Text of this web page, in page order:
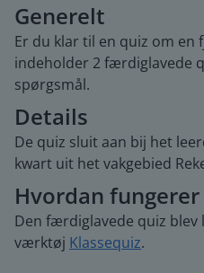
Generelt
Er du klar til en quiz om en
indeholder 2 færdiglavede
spørgsmål.
Details
De quiz sluit aan bij het
kwart uit het vakgebied
Hvordan
Den færdiglavede quiz
værktøj Klassequiz.